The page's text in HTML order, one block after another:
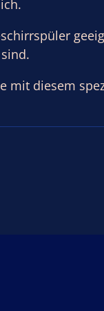
mit diesem